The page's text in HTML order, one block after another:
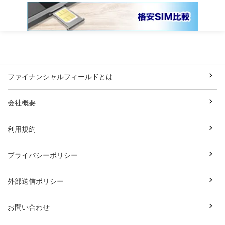
ファイナンシャルフィールドとは
会社概要
利用規約
プライバシーポリシー
外部送信ポリシー
お問い合わせ